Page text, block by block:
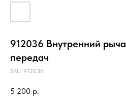
912036 Внутренний
передач
SKU: 912036
5 200 р.